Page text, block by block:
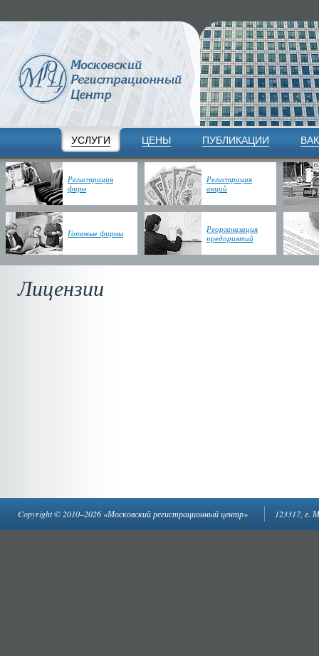
УСЛУГИ ЦЕНЫ ПУБЛИКАЦИИ
Регистрация
фирм
Регистрация
акций
Готовые фирмы
Реорганизация
предприятий
Лицензии
Copyright © 2010–2026 «Московский регистрационный центр» 123317, г.